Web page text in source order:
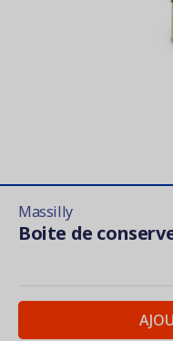
Massilly
Boite de